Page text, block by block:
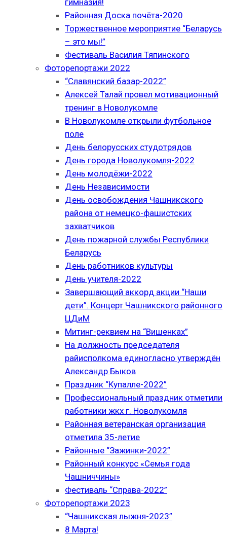
гимназия!
Районная Доска почёта-2020
Торжественное мероприятие “Беларусь
– это мы!”
Фестиваль Василия Тяпинского
Фоторепортажи 2022
“Славянский базар-2022”
Алексей Талай провел мотивационный
тренинг в Новолукомле
В Новолукомле открыли футбольное
поле
День белорусских студотрядов
День города Новолукомля-2022
День молодёжи-2022
День Независимости
День освобождения Чашникского
района от немецко-фашистских
захватчиков
День пожарной службы Республики
Беларусь
День работников культуры
День учителя-2022
Завершающий аккорд акции “Наши
дети”. Концерт Чашникского районного
ЦДиМ
Митинг-реквием на “Вишенках”
На должность председателя
райисполкома единогласно утверждён
Александр Быков
Праздник “Купалле-2022”
Профессиональный праздник отметили
работники жкх г. Новолукомля
Районная ветеранская организация
отметила 35-летие
Районные “Зажинки-2022”
Районный конкурс «Семья года
Чашниччины»
Фестиваль “Справа-2022”
Фоторепортажи 2023
“Чашникская лыжня-2023”
8 Марта!